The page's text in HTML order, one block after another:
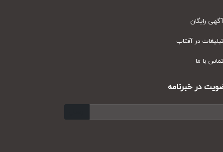
رایگان
در آفتاب
با ما
در خبرنامه